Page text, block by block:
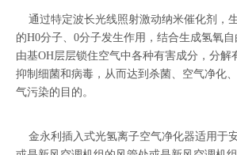
通过特定波长光线照射激动纳米催化剂，
的H0分子、0分子发生作用，结合生成氢氧
由基OH层层锁住空气中各种有害成分，分解
抑制细菌和病毒，从而达到杀菌、空气净化
气污染的目的。
金永利插入式光氢离子空气净化器适用于